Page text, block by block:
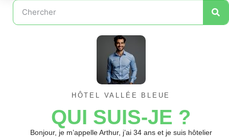
HÔTEL VALLÉE BLEUE
QUI SUIS-JE ?
Bonjour, je m’appelle Arthur, j’ai 34 ans et je suis hôtelier